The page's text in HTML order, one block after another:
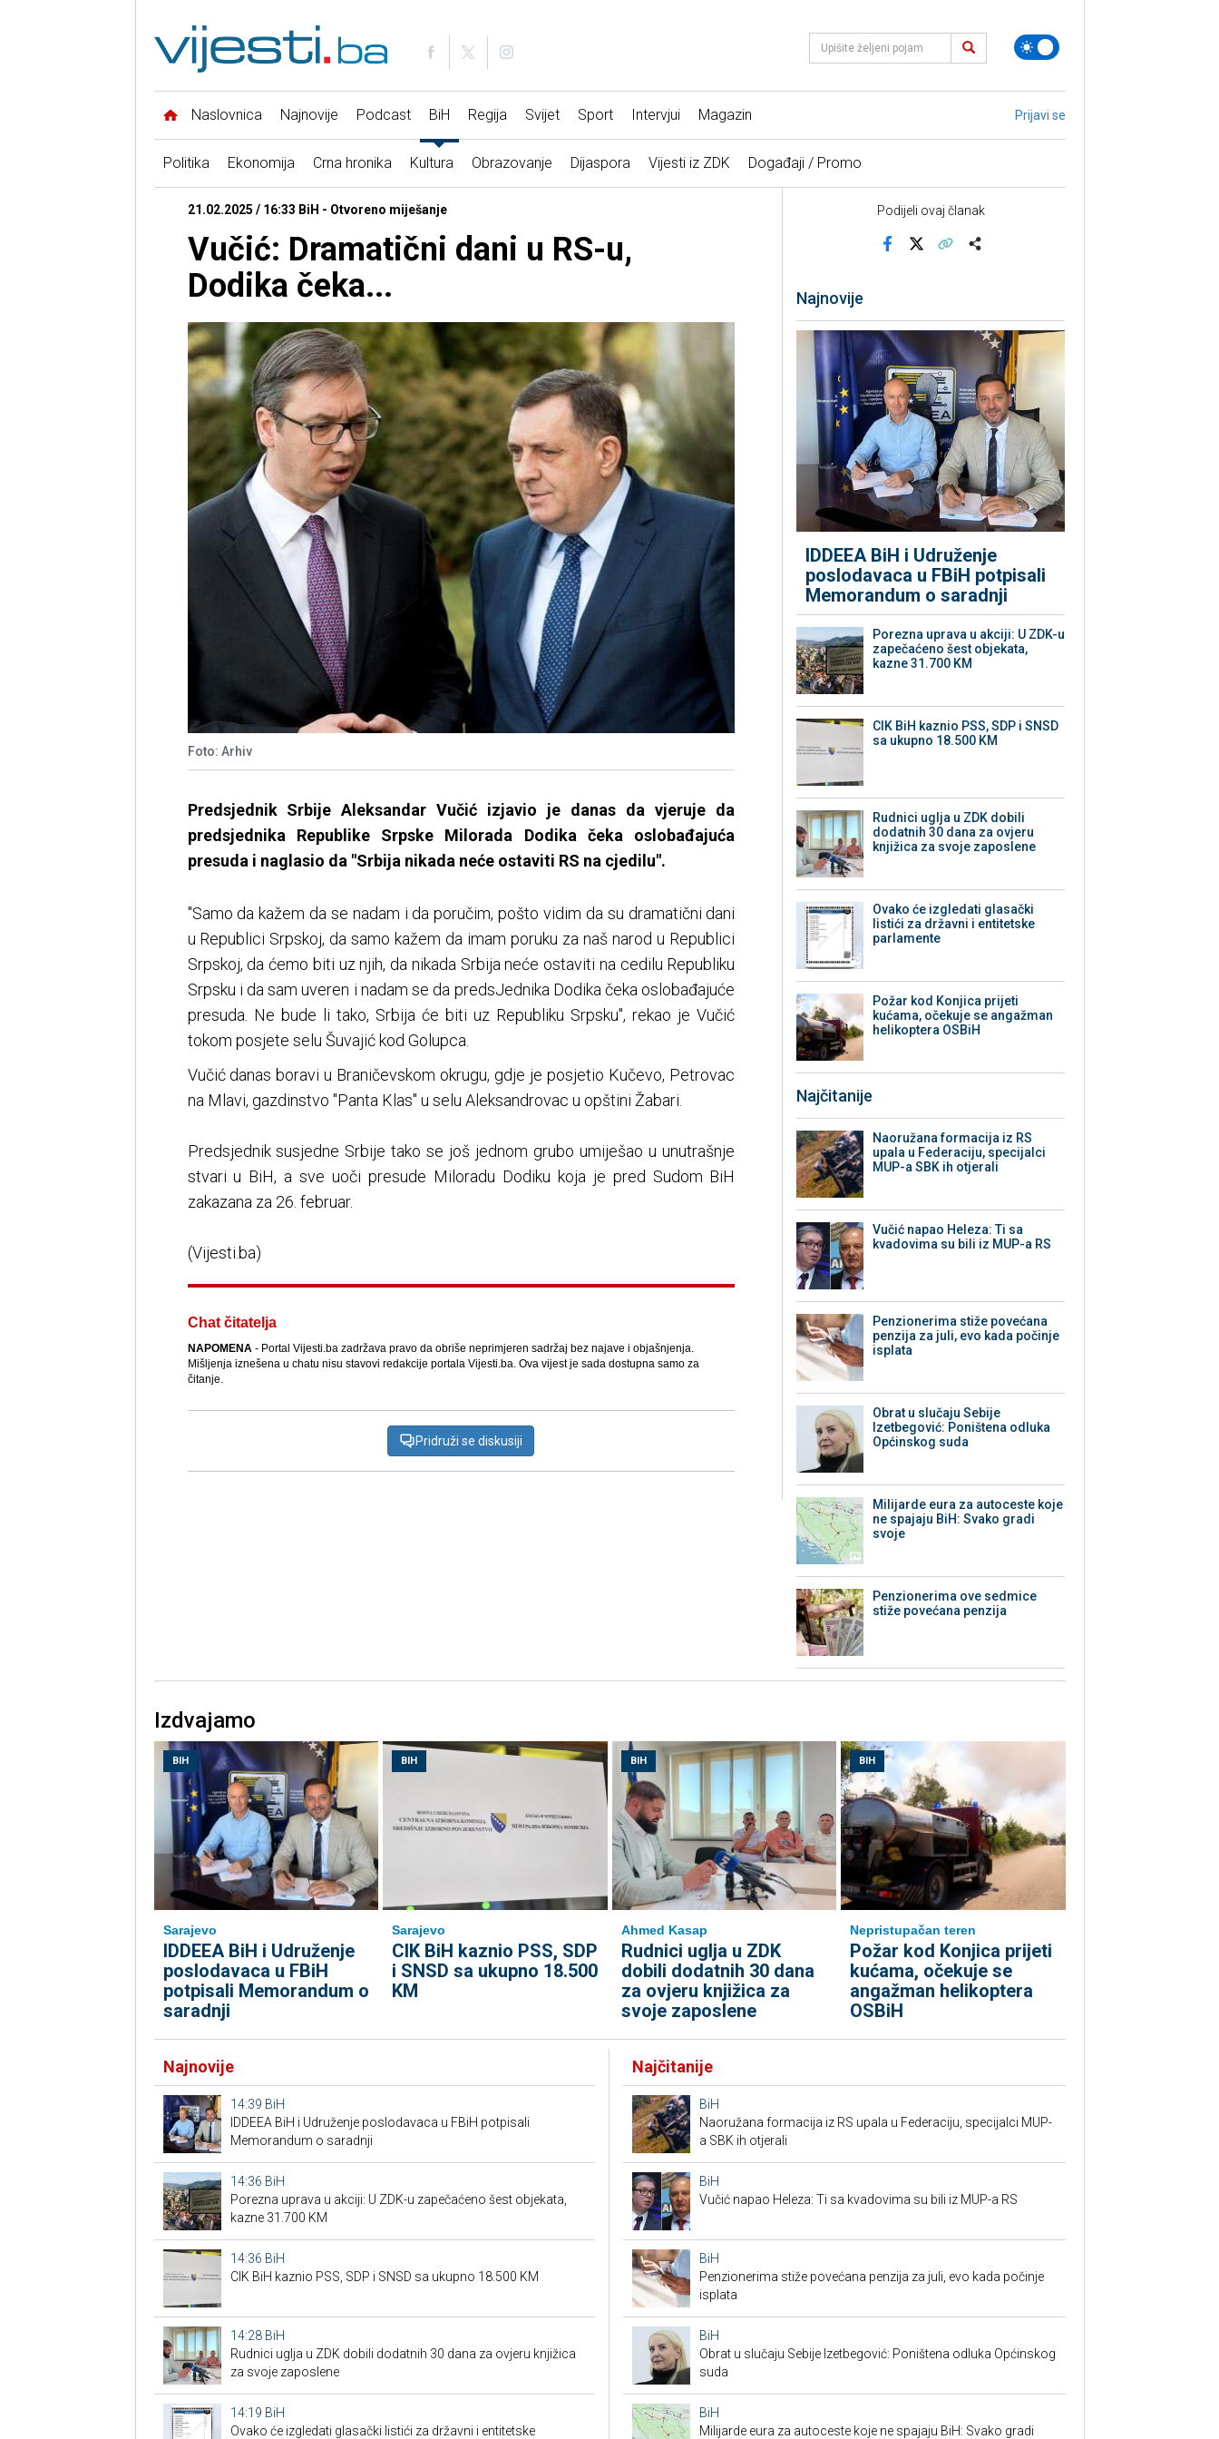
Naslovnica Najnovije Podcast BiH Regija Svijet Sport Intervjui Magazin Prijavi se
Politika Ekonomija Crna hronika Kultura Obrazovanje Dijaspora Vijesti iz ZDK Događaji / Promo
21.02.2025 / 16:33 BiH - Otvoreno miješanje
Vučić: Dramatični dani u RS-u,
Dodika čeka...
Foto: Arhiv
​Predsjednik Srbije Aleksandar Vučić izjavio je danas da vjeruje da
predsjednika Republike Srpske Milorada Dodika čeka oslobađajuća
presuda i naglasio da "Srbija nikada neće ostaviti RS na cjedilu".
"Samo da kažem da se nadam i da poručim, pošto vidim da su dramatični dani
u Republici Srpskoj, da samo kažem da imam poruku za naš narod u Republici
Srpskoj, da ćemo biti uz njih, da nikada Srbija neće ostaviti na cedilu Republiku
Srpsku i da sam uveren i nadam se da predsJednika Dodika čeka oslobađajuće
presuda. Ne bude li tako, Srbija će biti uz Republiku Srpsku", rekao je Vučić
tokom posjete selu Šuvajić kod Golupca.
Vučić danas boravi u Braničevskom okrugu, gdje je posjetio Kučevo, Petrovac
na Mlavi, gazdinstvo "Panta Klas" u selu Aleksandrovac u opštini Žabari.
Predsjednik susjedne Srbije tako se još jednom grubo umiješao u unutrašnje
stvari u BiH, a sve uoči presude Miloradu Dodiku koja je pred Sudom BiH
zakazana za 26. februar.
(Vijesti.ba)
Chat čitatelja
NAPOMENA- Portal Vijesti.ba zadržava pravo da obriše neprimjeren sadržaj bez najave i objašnjenja.
Mišljenja iznešena u chatu nisu stavovi redakcije portala Vijesti.ba. Ova vijest je sada dostupna samo za
čitanje.
Pridruži se diskusiji
Podijeli ovaj članak
Najnovije
IDDEEA BiH i Udruženje
poslodavaca u FBiH potpisali
Memorandum o saradnji
Porezna uprava u akciji: U ZDK-u
zapečaćeno šest objekata,
kazne 31.700 KM
CIK BiH kaznio PSS, SDP i SNSD
sa ukupno 18.500 KM
Rudnici uglja u ZDK dobili
dodatnih 30 dana za ovjeru
knjižica za svoje zaposlene
Ovako će izgledati glasački
listići za državni i entitetske
parlamente
Požar kod Konjica prijeti
kućama, očekuje se angažman
helikoptera OSBiH
Najčitanije
Naoružana formacija iz RS
upala u Federaciju, specijalci
MUP-a SBK ih otjerali
Vučić napao Heleza: Ti sa
kvadovima su bili iz MUP-a RS
Penzionerima stiže povećana
penzija za juli, evo kada počinje
isplata
Obrat u slučaju Sebije
Izetbegović: Poništena odluka
Općinskog suda
Milijarde eura za autoceste koje
ne spajaju BiH: Svako gradi
svoje
Penzionerima ove sedmice
stiže povećana penzija
Izdvajamo
BIH
Sarajevo
IDDEEA BiH i Udruženje
poslodavaca u FBiH
potpisali Memorandum o
saradnji
BIH
Sarajevo
CIK BiH kaznio PSS, SDP
i SNSD sa ukupno 18.500
KM
BIH
Ahmed Kasap
Rudnici uglja u ZDK
dobili dodatnih 30 dana
za ovjeru knjižica za
svoje zaposlene
BIH
Nepristupačan teren
Požar kod Konjica prijeti
kućama, očekuje se
angažman helikoptera
OSBiH
Najnovije
14:39 BiH
IDDEEA BiH i Udruženje poslodavaca u FBiH potpisali
Memorandum o saradnji
14:36 BiH
Porezna uprava u akciji: U ZDK-u zapečaćeno šest objekata,
kazne 31.700 KM
14:36 BiH
CIK BiH kaznio PSS, SDP i SNSD sa ukupno 18.500 KM
14:28 BiH
Rudnici uglja u ZDK dobili dodatnih 30 dana za ovjeru knjižica
za svoje zaposlene
14:19 BiH
Ovako će izgledati glasački listići za državni i entitetske
Najčitanije
BiH
Naoružana formacija iz RS upala u Federaciju, specijalci MUP-
a SBK ih otjerali
BiH
Vučić napao Heleza: Ti sa kvadovima su bili iz MUP-a RS
BiH
Penzionerima stiže povećana penzija za juli, evo kada počinje
isplata
BiH
Obrat u slučaju Sebije Izetbegović: Poništena odluka Općinskog
suda
BiH
Milijarde eura za autoceste koje ne spajaju BiH: Svako gradi